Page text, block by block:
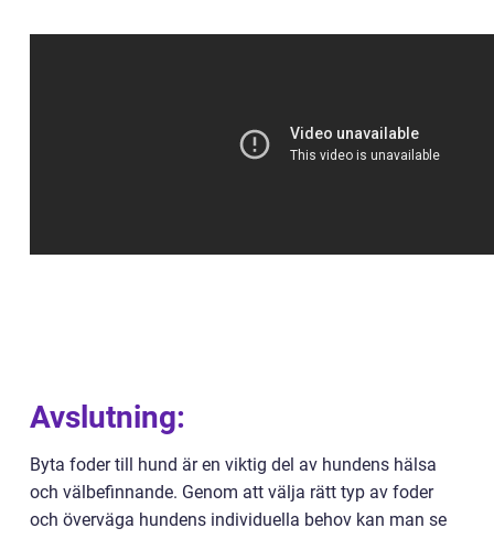
Avslutning:
Byta foder till hund är en viktig del av hundens hälsa
och välbefinnande. Genom att välja rätt typ av foder
och överväga hundens individuella behov kan man se